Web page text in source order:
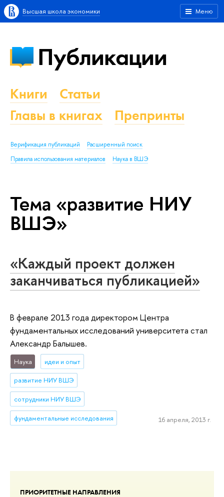
Меню
Высшая школа экономики
ПРИОРИТЕТНЫЕ НАПРАВЛЕНИЯ
Публикации
Книги
Статьи
Главы в книгах
Препринты
Верификация публикаций
Расширенный поиск
Правила использования материалов
Наука в ВШЭ
Тема «развитие НИУ
ВШЭ»
«Каждый проект должен
заканчиваться публикацией»
В феврале 2013 года директором Центра
фундаментальных исследований университета стал
Александр Балышев.
Наука идеи и опыт
развитие НИУ ВШЭ
сотрудники НИУ ВШЭ
фундаментальные исследования 16 апреля, 2013 г.